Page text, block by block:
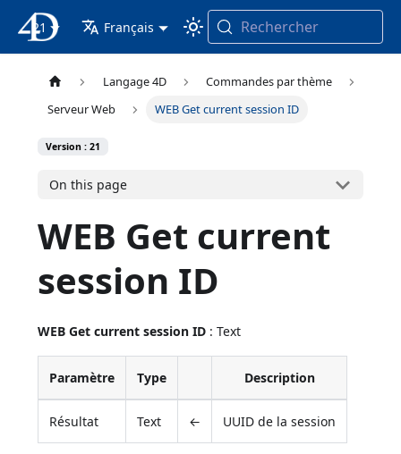
4D Documentation
21 Français Rechercher
Langage 4D
Commandes par thème
Serveur Web
WEB Get current session ID
Version : 21
On this page
WEB Get current
session ID
WEB Get current session ID : Text
Paramètre Type Description
Résultat Text ← UUID de la session